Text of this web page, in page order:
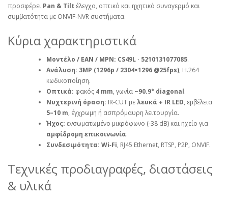
προσφέρει Pan & Tilt έλεγχο, οπτικό και ηχητικό συναγερμό και
συμβατότητα με ONVIF‑NVR συστήματα.
Κύρια χαρακτηριστικά
Μοντέλο / EAN / MPN: CS49L · 5210131077085.
Ανάλυση: 3MP (1296p / 2304×1296 @25fps), H.264
κωδικοποίηση.
Οπτικά: φακός 4 mm, γωνία ~90.9° diagonal.
Νυχτερινή όραση: IR‑CUT μελευκά + IR LED, εμβέλεια
5–10 m, έγχρωμη ή ασπρόμαυρη λειτουργία.
Ήχος: ενσωματωμένο μικρόφωνο (‑38 dB) και ηχείο για
αμφίδρομη επικοινωνία.
Συνδεσιμότητα: Wi‑Fi, RJ45 Ethernet, RTSP, P2P, ONVIF.
Τεχνικές προδιαγραφές, διαστάσεις
& υλικά